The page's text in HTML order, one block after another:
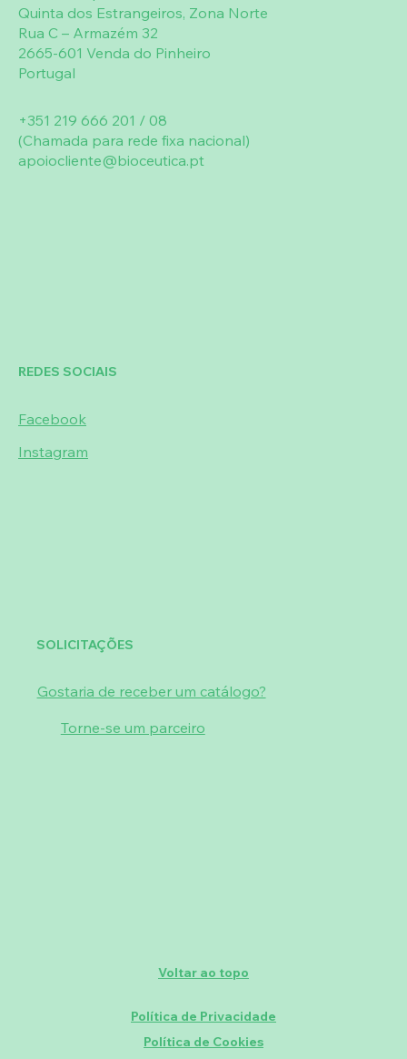
+351 219 666 201 / 08
(Chamada para rede fixa nacional)
apoiocliente@bioceutica.pt
Quinta dos Estrangeiros, Zona Norte
Rua C – Armazém 32
2665-601 Venda do Pinheiro
Portugal
REDES SOCIAIS
Facebook
Instagram
SOLICITAÇÕES
Gostaria de receber um catálogo?
Torne-se um parceiro
Política de Privacidade
Voltar ao topo
Política de Cookies